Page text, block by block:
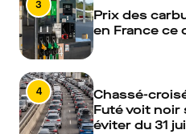
3
Prix des
en France ce
4
Chassé-
Futé voit noir
éviter du 31